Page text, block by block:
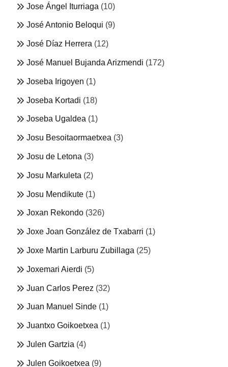
Jose Ángel Iturriaga (10)
José Antonio Beloqui (9)
José Díaz Herrera (12)
José Manuel Bujanda Arizmendi (172)
Joseba Irigoyen (1)
Joseba Kortadi (18)
Joseba Ugaldea (1)
Josu Besoitaormaetxea (3)
Josu de Letona (3)
Josu Markuleta (2)
Josu Mendikute (1)
Joxan Rekondo (326)
Joxe Joan González de Txabarri (1)
Joxe Martin Larburu Zubillaga (25)
Joxemari Aierdi (5)
Juan Carlos Perez (32)
Juan Manuel Sinde (1)
Juantxo Goikoetxea (1)
Julen Gartzia (4)
Julen Goikoetxea (9)